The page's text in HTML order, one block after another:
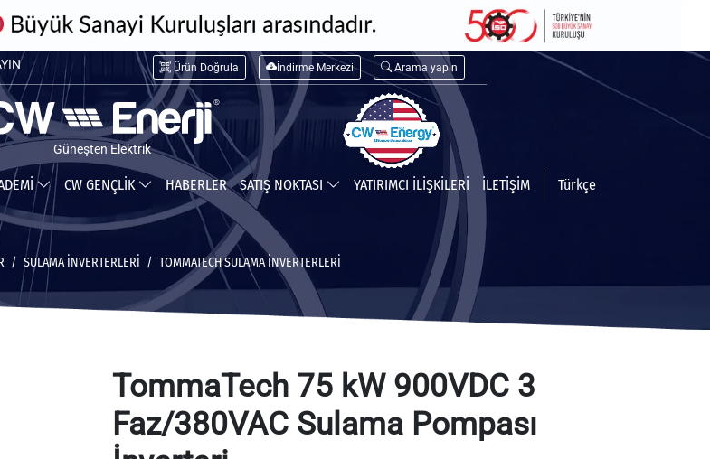
Ürün Doğrula İndirme Merkezi Arama yapın
Güneşten Elektrik
CW GENÇLİK HABERLER SATIŞ NOKTASI YATIRIMCI İLİŞKİLERİ İLETİŞİM Türkçe
SULAMA İNVERTERLERI TOMMATECH SULAMA İNVERTERLERI
TommaTech 75 kW 900VDC 3
Faz/380VAC Sulama Pompası